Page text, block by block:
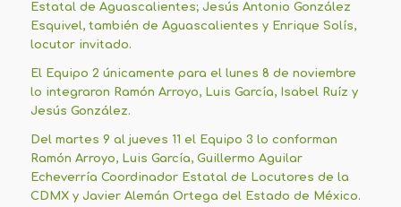
Estatal de Aguascalientes; Jesús Antonio González
Esquivel, también de Aguascalientes y Enrique Solís,
locutor invitado.
El Equipo 2 únicamente para el lunes 8 de noviembre
lo integraron Ramón Arroyo, Luis García, Isabel Ruíz y
Jesús González.
Del martes 9 al jueves 11 el Equipo 3 lo conforman
Ramón Arroyo, Luis García, Guillermo Aguilar
Echeverría Coordinador Estatal de Locutores de la
CDMX y Javier Alemán Ortega del Estado de México.